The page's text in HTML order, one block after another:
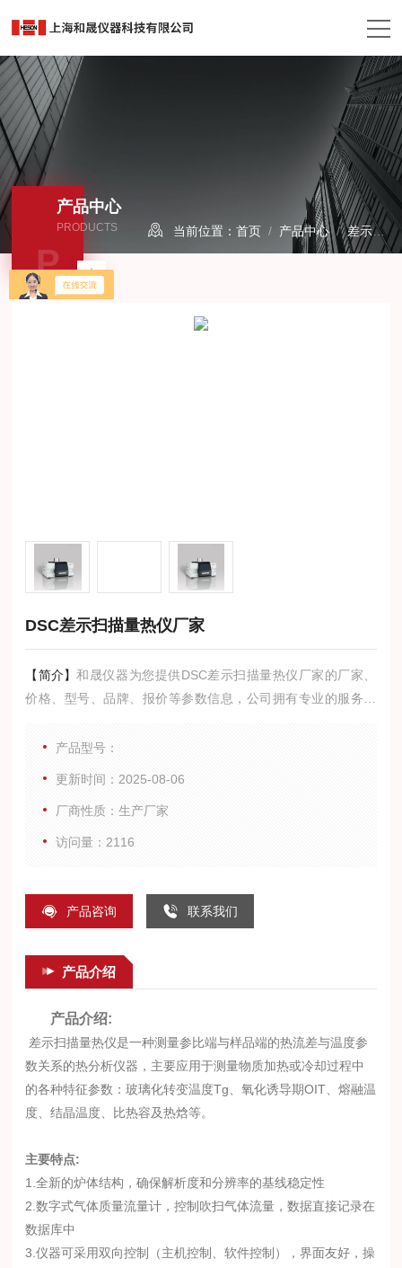
产品中心
PRODUCTS
P
当前位置：首页 / 产品中心/差示扫描量热仪
DSC差示扫描量热仪厂家
【简介】和晟仪器为您提供DSC差示扫描量热仪厂家的厂家、
价格、型号、品牌、报价等参数信息，公司拥有专业的服务团
产品型号：
更新时间：2025-08-06
厂商性质：生产厂家
访问量：2116
产品咨询 联系我们
产品介绍
产品介绍:
差示扫描量热仪是一种测量参比端与样品端的热流差与温度参
数关系的热分析仪器，主要应用于测量物质加热或冷却过程中
的各种特征参数：玻璃化转变温度Tg、氧化诱导期OIT、熔融温
度、结晶温度、比热容及热焓等。
主要特点:
1.全新的炉体结构，确保解析度和分辨率的基线稳定性
2.数字式气体质量流量计，控制吹扫气体流量，数据直接记录在
数据库中
3.仪器可采用双向控制（主机控制、软件控制），界面友好，操